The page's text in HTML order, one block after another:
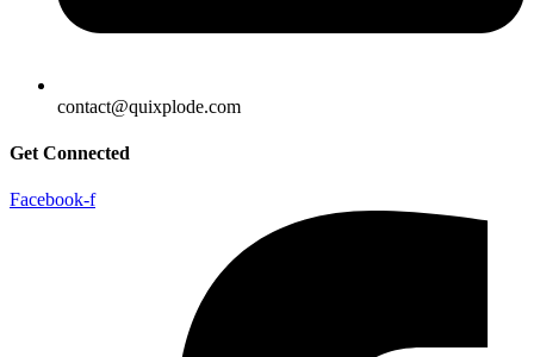
contact@quixplode.com
Get Connected
Facebook-f